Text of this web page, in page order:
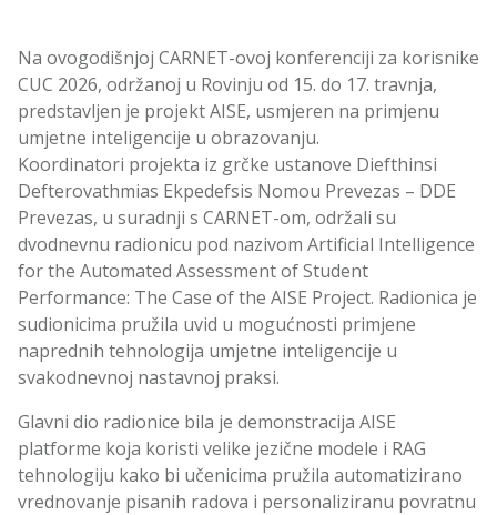
Na ovogodišnjoj CARNET-ovoj konferenciji za korisnike
CUC 2026, održanoj u Rovinju od 15. do 17. travnja,
predstavljen je projekt AISE, usmjeren na primjenu
umjetne inteligencije u obrazovanju.
Koordinatori projekta iz grčke ustanove Diefthinsi
Defterovathmias Ekpedefsis Nomou Prevezas – DDE
Prevezas, u suradnji s CARNET-om, održali su
dvodnevnu radionicu pod nazivom Artificial Intelligence
for the Automated Assessment of Student
Performance: The Case of the AISE Project. Radionica je
sudionicima pružila uvid u mogućnosti primjene
naprednih tehnologija umjetne inteligencije u
svakodnevnoj nastavnoj praksi.
Glavni dio radionice bila je demonstracija AISE
platforme koja koristi velike jezične modele i RAG
tehnologiju kako bi učenicima pružila automatizirano
vrednovanje pisanih radova i personaliziranu povratnu